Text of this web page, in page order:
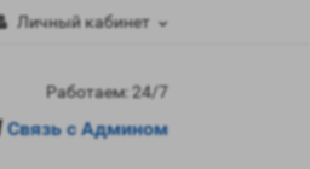
Личный кабинет
Работаем: 24/7
Связь с Админом